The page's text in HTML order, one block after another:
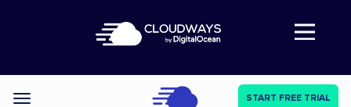
Abre a navegação
Categories START FREE TRIAL